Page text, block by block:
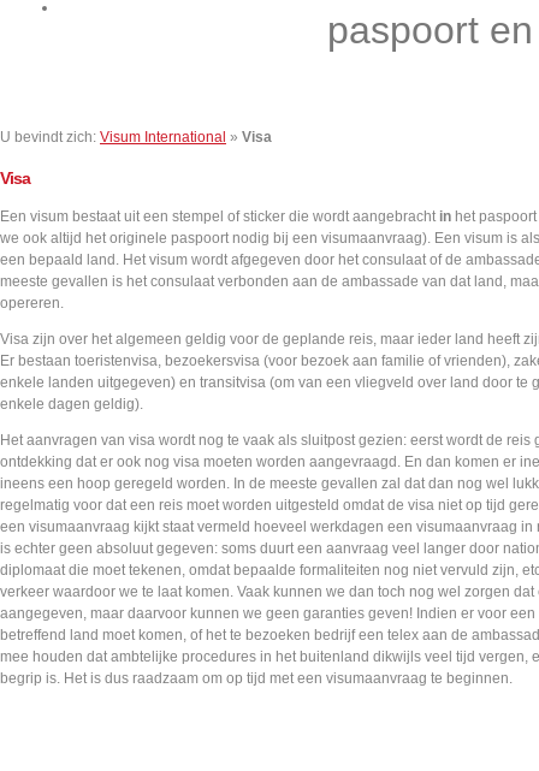
U bevindt zich: Visum International » Visa
Visa
Een visum bestaat uit een stempel of sticker die wordt aangebracht in het
we ook altijd het originele paspoort nodig bij een visumaanvraag). Een visum is
een bepaald land. Het visum wordt afgegeven door het consulaat of de
meeste gevallen is het consulaat verbonden aan de ambassade van dat land,
opereren.
Visa zijn over het algemeen geldig voor de geplande reis, maar ieder land heeft
Er bestaan toeristenvisa, bezoekersvisa (voor bezoek aan familie of vrienden),
enkele landen uitgegeven) en transitvisa (om van een vliegveld over land door te
enkele dagen geldig).
Het aanvragen van visa wordt nog te vaak als sluitpost gezien: eerst wordt de reis
ontdekking dat er ook nog visa moeten worden aangevraagd. En dan komen er
ineens een hoop geregeld worden. In de meeste gevallen zal dat dan nog wel
regelmatig voor dat een reis moet worden uitgesteld omdat de visa niet op tijd
een visumaanvraag kijkt staat vermeld hoeveel werkdagen een visumaanvraag
is echter geen absoluut gegeven: soms duurt een aanvraag veel langer door
diplomaat die moet tekenen, omdat bepaalde formaliteiten nog niet vervuld zijn,
verkeer waardoor we te laat komen. Vaak kunnen we dan toch nog wel zorgen
aangegeven, maar daarvoor kunnen we geen garanties geven! Indien er voor
betreffend land moet komen, of het te bezoeken bedrijf een telex aan de
mee houden dat ambtelijke procedures in het buitenland dikwijls veel tijd vergen,
begrip is. Het is dus raadzaam om op tijd met een visumaanvraag te beginnen.
paspoort